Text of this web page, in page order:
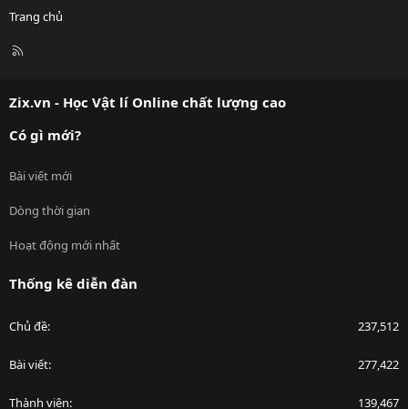
Trang chủ
R
Zix.vn - Học Vật lí Online chất lượng cao
Có gì mới?
Bài viết mới
Dòng thời gian
Hoạt động mới nhất
Thống kê diễn đàn
Chủ đề 237,512
Bài viết 277,422
Thành viên 139,467